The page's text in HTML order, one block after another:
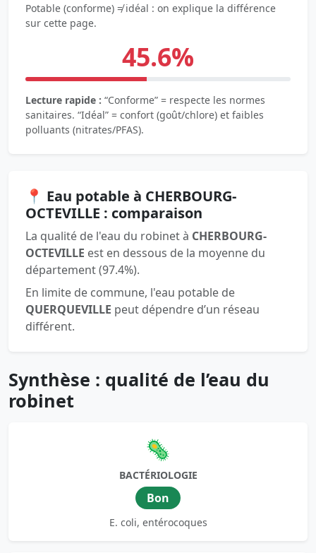
Potable (conforme) ≠ idéal : on explique la différence
sur cette page.
45.6%
Lecture rapide : “Conforme” = respecte les normes
sanitaires. “Idéal” = confort (goût/chlore) et faibles
polluants (nitrates/PFAS).
📍 Eau potable à CHERBOURG-
OCTEVILLE : comparaison
La qualité de l'eau du robinet à CHERBOURG-
OCTEVILLE est en dessous de la moyenne du
département (97.4%).
En limite de commune, l'eau potable de
QUERQUEVILLE peut dépendre d’un réseau
différent.
Synthèse : qualité de l’eau du
robinet
🦠
BACTÉRIOLOGIE
Bon
E. coli, entérocoques